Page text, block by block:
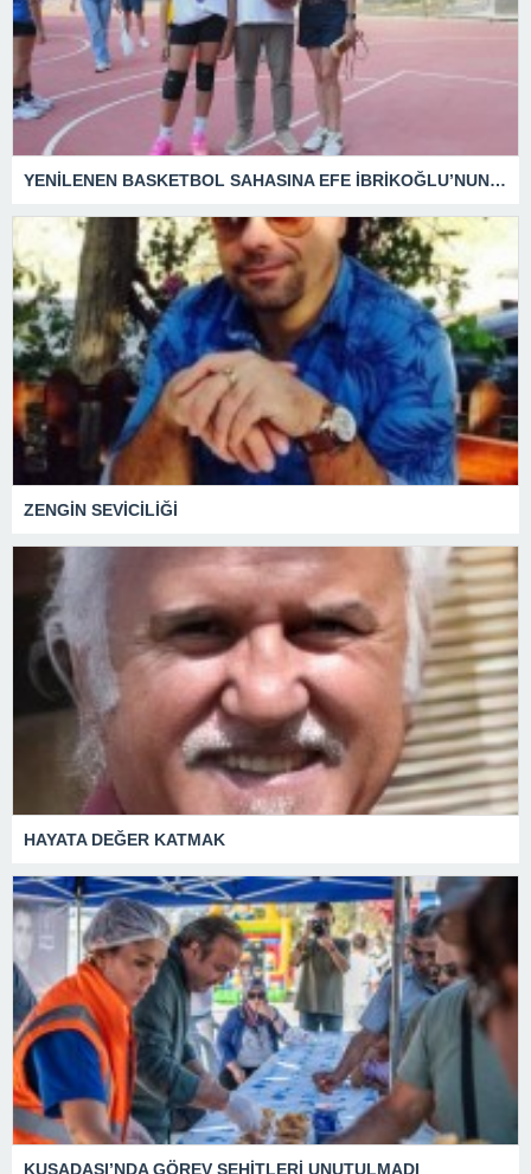
YENİLENEN BASKETBOL SAHASINA EFE İBRİKOĞLU’NUN ADI VERİLDİ
ZENGİN SEVİCİLİĞİ
HAYATA DEĞER KATMAK
KUŞADASI’NDA GÖREV ŞEHİTLERİ UNUTULMADI